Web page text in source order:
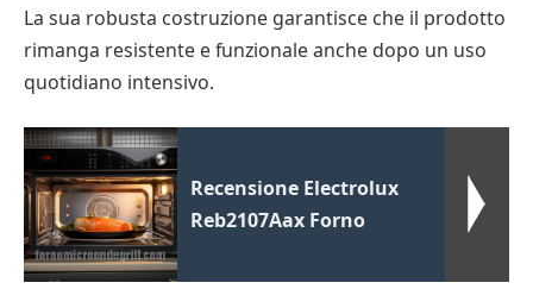
La sua robusta costruzione garantisce che il prodotto
rimanga resistente e funzionale anche dopo un uso
quotidiano intensivo.
Recensione Electrolux
Reb2107Aax Forno